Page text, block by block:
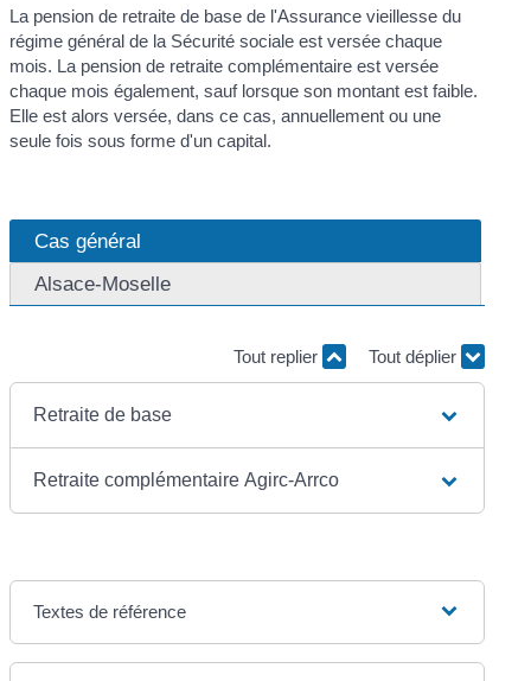
La pension de retraite de base de l'Assurance vieillesse du
régime général de la Sécurité sociale est versée chaque
mois. La pension de retraite complémentaire est versée
chaque mois également, sauf lorsque son montant est faible.
Elle est alors versée, dans ce cas, annuellement ou une
seule fois sous forme d'un capital.
Cas général
Alsace-Moselle
Tout replier Tout déplier
Retraite de base
Retraite complémentaire Agirc-Arrco
Textes de référence